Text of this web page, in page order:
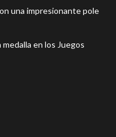
una impresionante pole
en los Juegos